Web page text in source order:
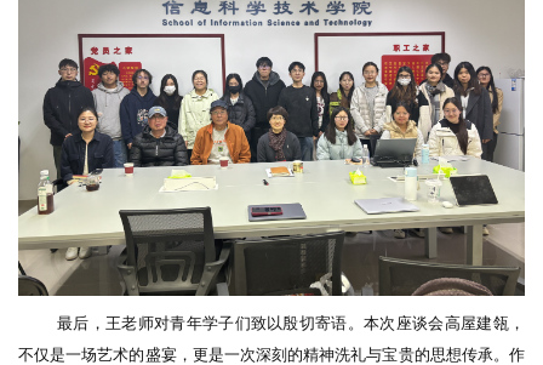
最后，王老师对青年学子们致以殷切寄语。本次座谈会高屋建瓴，
不仅是一场艺术的盛宴，更是一次深刻的精神洗礼与宝贵的思想传承。作